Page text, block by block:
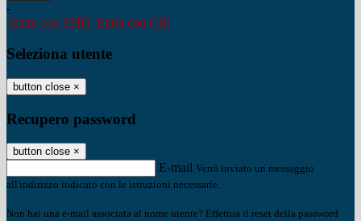
-
Entra con SPID Entra con CIE
Seleziona utente
button close ×
Recupero password
button close ×
E-mail Verrà inviato un messaggio
all'indirizzo indicato con le istruzioni necessarie.
Non hai una e-mail associata al nome utente? Effettua il reset della password